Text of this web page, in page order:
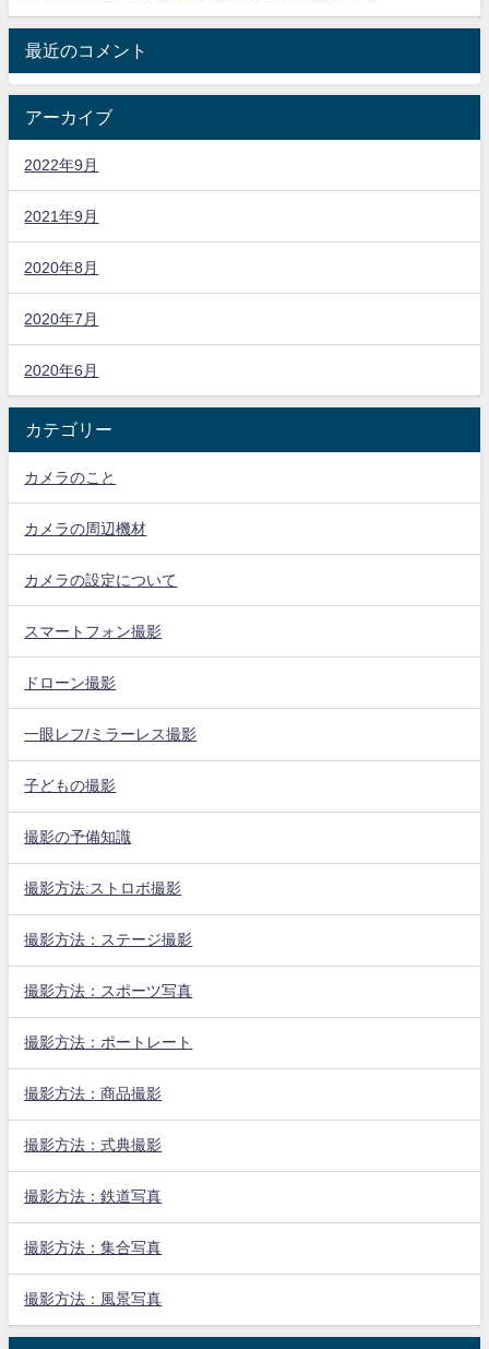
最近のコメント
アーカイブ
2022年9月
2021年9月
2020年8月
2020年7月
2020年6月
カテゴリー
カメラのこと
カメラの周辺機材
カメラの設定について
スマートフォン撮影
ドローン撮影
一眼レフ/ミラーレス撮影
子どもの撮影
撮影の予備知識
撮影方法:ストロボ撮影
撮影方法：ステージ撮影
撮影方法：スポーツ写真
撮影方法：ポートレート
撮影方法：商品撮影
撮影方法：式典撮影
撮影方法：鉄道写真
撮影方法：集合写真
撮影方法：風景写真